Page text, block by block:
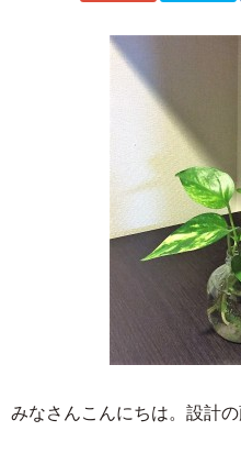
みなさんこんにちは。設計の